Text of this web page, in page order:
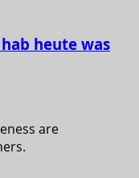
hab heute was
are